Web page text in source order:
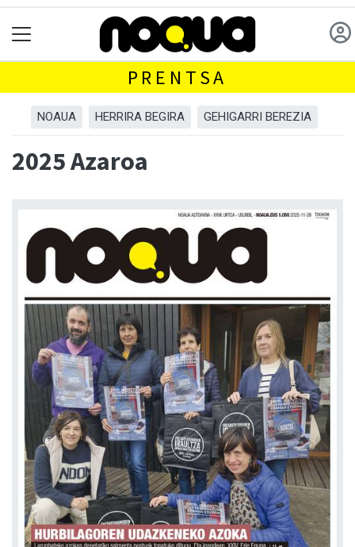
PRENTSA
NOAUA HERRIRA BEGIRA GEHIGARRI BEREZIA
2025 Azaroa